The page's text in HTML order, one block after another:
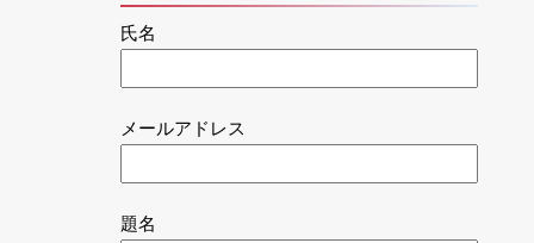
氏名
メールアドレス
題名